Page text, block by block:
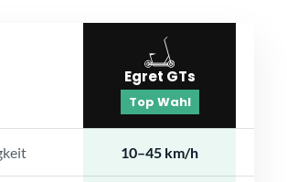
Egret GTs
Top Wahl
10–45 km/h